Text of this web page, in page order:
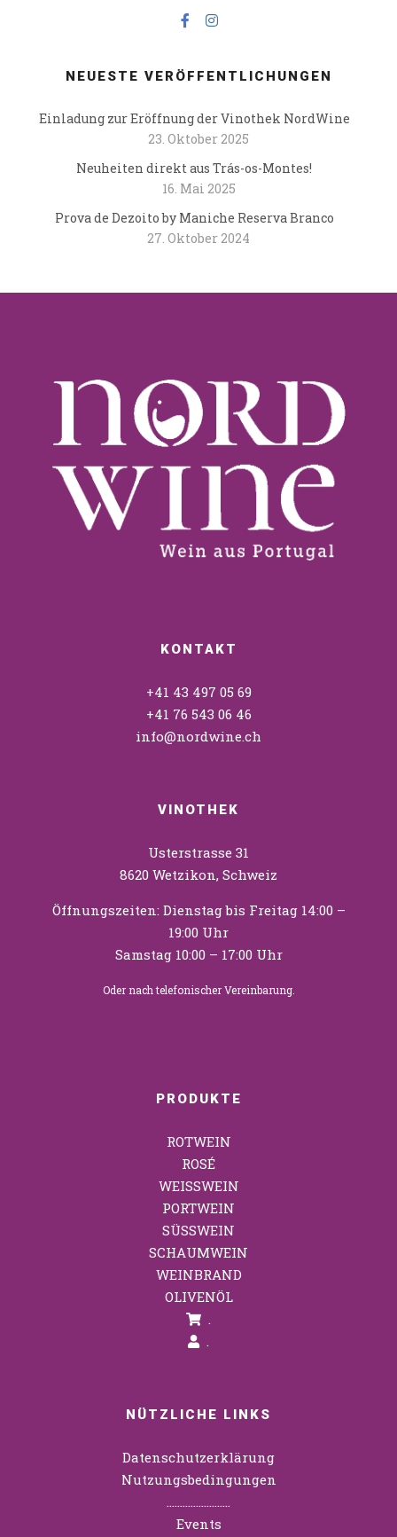
NEUESTE VERÖFFENTLICHUNGEN
Einladung zur Eröffnung der Vinothek NordWine
23. Oktober 2025
Neuheiten direkt aus Trás-os-Montes!
16. Mai 2025
Prova de Dezoito by Maniche Reserva Branco
27. Oktober 2024
KONTAKT
+41 43 497 05 69
+41 76 543 06 46
info@nordwine.ch
VINOTHEK
Usterstrasse 31
8620 Wetzikon, Schweiz
Öffnungszeiten: Dienstag bis Freitag 14:00 –
19:00 Uhr
Samstag 10:00 – 17:00 Uhr
Oder nach telefonischer Vereinbarung.
PRODUKTE
ROTWEIN
ROSÉ
WEISSWEIN
PORTWEIN
SÜSSWEIN
SCHAUMWEIN
WEINBRAND
OLIVENÖL
NÜTZLICHE LINKS
Datenschutzerklärung
Nutzungsbedingungen
Events